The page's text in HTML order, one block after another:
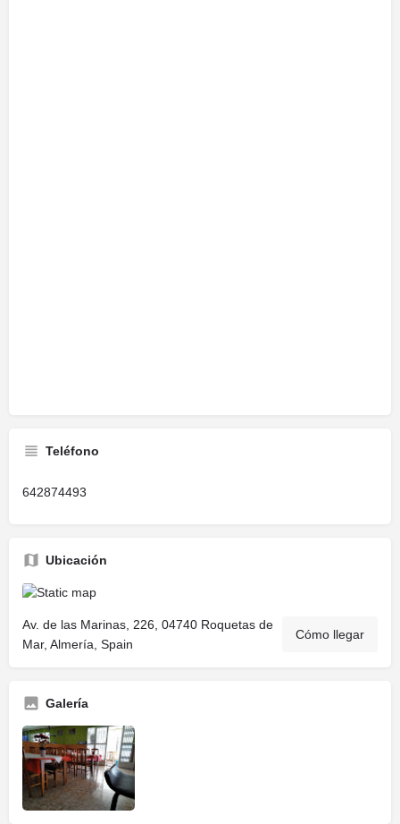
Teléfono
642874493
Ubicación
Av. de las Marinas, 226, 04740 Roquetas de
Mar, Almería, Spain
Cómo llegar
Galería